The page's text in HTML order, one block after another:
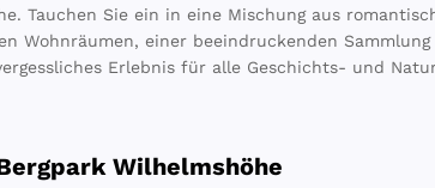
Tauchen Sie ein in eine Mischung aus
Wohnräumen, einer beeindruckenden
Erlebnis für alle Geschichts- und
Wilhelmshöhe